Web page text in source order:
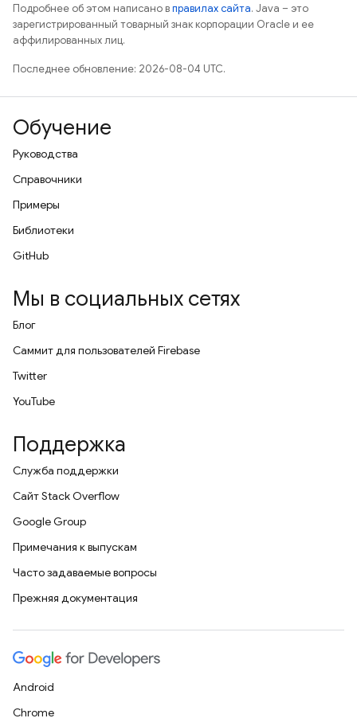
Подробнее об этом написано вправилах сайта. Java – это
зарегистрированный товарный знак корпорации Oracle и ее
аффилированных лиц.
Последнее обновление: 2026-08-04 UTC.
Обучение
Руководства
Справочники
Примеры
Библиотеки
GitHub
Мы в социальных сетях
Блог
Саммит для пользователей Firebase
Twitter
YouTube
Поддержка
Служба поддержки
Сайт Stack Overflow
Google Group
Примечания к выпускам
Часто задаваемые вопросы
Прежняя документация
Android
Chrome